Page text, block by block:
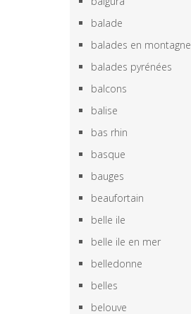
balade
balades en montagne
balades pyrénées
balcons
balise
bas rhin
basque
bauges
beaufortain
belle ile
belle ile en mer
belledonne
belles
belouve